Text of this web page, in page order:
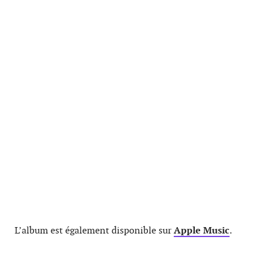
L’album est également disponible surApple Music.